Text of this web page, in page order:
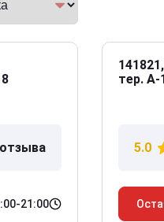
21:00
тер. А-
5.0